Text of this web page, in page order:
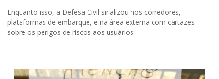
Enquanto isso, a Defesa Civil sinalizou nos corredores,
plataformas de embarque, e na área externa com cartazes
sobre os perigos de riscos aos usuários.